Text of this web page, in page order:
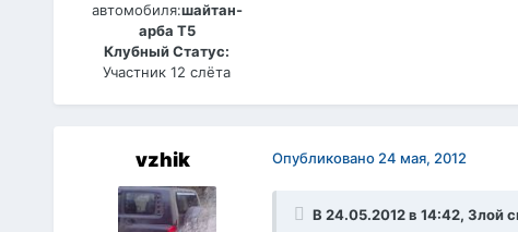
автомобиля:шайтан-
арба Т5
Клубный Статус:
Участник 12 слёта
vzhik Опубликовано 24 мая, 2012
В 24.05.2012 в 14:42, Злой